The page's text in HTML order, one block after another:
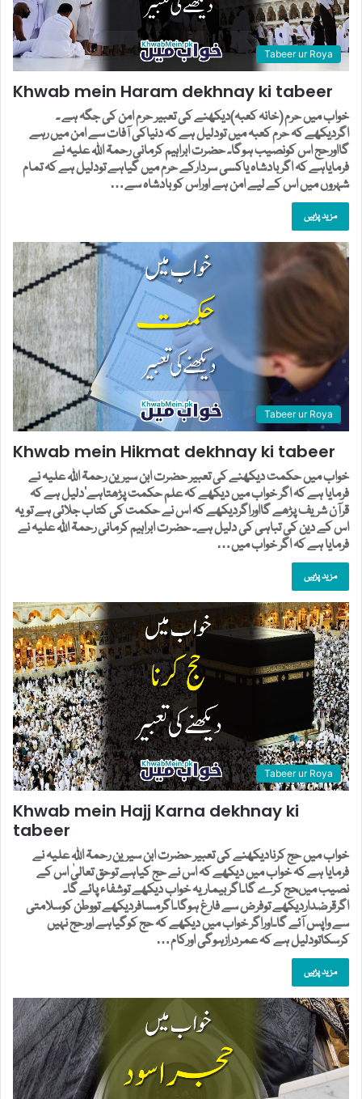
Tabeer ur Roya
Khwab mein Haram dekhnay ki tabeer
خواب میں حرم (خانہ کعبہ)دیکھنے کی تعبیر حرم امن کی جگہ ہے ۔
اگردیکھے کہ حرم کعبہ میں تودلیل ہے کہ دنیاکی آفات سے امن میں رہے
گااورحج اس کونصیب ہوگا۔ حضرت ابراہیم کرمانی رحمۃ اللہ علیہ نے
فرمایاہے کہ اگربادشاہ یاکسی سردارکے حرم میں گیاہے تودلیل ہے کہ تمام
شہروں میں اس کے لیے امن ہے اوراس کوبادشاہ سے…
مزید پڑہیں
Tabeer ur Roya
Khwab mein Hikmat dekhnay ki tabeer
خواب میں حکمت دیکھنے کی تعبیر حضرت ابن سیرین رحمۃ اللہ علیہ نے
فرمایا ہے کہ اگر خواب میں دیکھے کہ علم حکمت پڑھتاہے‘دلیل ہے کہ
قرآن شریف پڑھے گااوراگردیکھے کہ اس نے حکمت کی کتاب جلائی ہے تویہ
اس کے دین کی تباہی کی دلیل ہے۔ حضرت ابراہیم کرمانی رحمۃ اللہ علیہ نے
فرمایا ہے کہ اگر خواب میں…
مزید پڑہیں
Tabeer ur Roya
Khwab mein Hajj Karna dekhnay ki
tabeer
خواب میں حج کرنادیکھنے کی تعبیر حضرت ابن سیرین رحمۃ اللہ علیہ نے
فرمایا ہے کہ خواب میں دیکھے کہ اس نے حج کیاہے توحق تعالیٰ اس کے
نصیب میںحج کرے گا۔اگربیماریہ خواب دیکھے توشفاء پائے گا۔
اگرقرضداردیکھے توفرض سے فارغ ہوگا۔اگرمسافردیکھے تووطن کوسلامتی
سے واپس آئے گا۔اوراگر خواب میں دیکھے کہ حج کوگیاہے اورحج نہیں
کرسکاتودلیل ہے کہ عمردرازہوگی اورکام…
مزید پڑہیں